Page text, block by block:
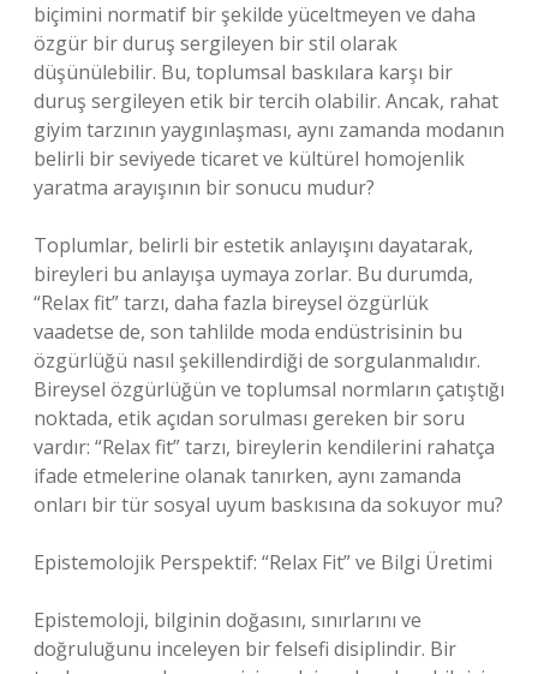
biçimini normatif bir şekilde yüceltmeyen ve daha
özgür bir duruş sergileyen bir stil olarak
düşünülebilir. Bu, toplumsal baskılara karşı bir
duruş sergileyen etik bir tercih olabilir. Ancak, rahat
giyim tarzının yaygınlaşması, aynı zamanda modanın
belirli bir seviyede ticaret ve kültürel homojenlik
yaratma arayışının bir sonucu mudur?
Toplumlar, belirli bir estetik anlayışını dayatarak,
bireyleri bu anlayışa uymaya zorlar. Bu durumda,
“Relax fit” tarzı, daha fazla bireysel özgürlük
vaadetse de, son tahlilde moda endüstrisinin bu
özgürlüğü nasıl şekillendirdiği de sorgulanmalıdır.
Bireysel özgürlüğün ve toplumsal normların çatıştığı
noktada, etik açıdan sorulması gereken bir soru
vardır: “Relax fit” tarzı, bireylerin kendilerini rahatça
ifade etmelerine olanak tanırken, aynı zamanda
onları bir tür sosyal uyum baskısına da sokuyor mu?
Epistemolojik Perspektif: “Relax Fit” ve Bilgi Üretimi
Epistemoloji, bilginin doğasını, sınırlarını ve
doğruluğunu inceleyen bir felsefi disiplindir. Bir